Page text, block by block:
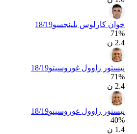
خوان كارلوس بلينجسو18/19
71‎%‎
نيستور راوول غوروسيتو18/19
71‎%‎
نيستور راوول غوروسيتو18/19
40‎%‎